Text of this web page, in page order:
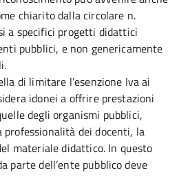
chiarito dalla circolare n.
a specifici progetti didattici
pubblici, e non genericamente
di limitare l’esenzione Iva ai
idonei a offrire prestazioni
degli organismi pubblici,
dei docenti, la
materiale didattico. In questo
parte dell’ente pubblico deve